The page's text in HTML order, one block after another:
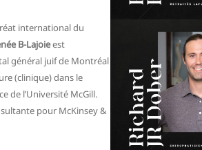
international du
B-Lajoieest
général juif de Montréal
(clinique) dans le
de l’Université McGill.
pour McKinsey &